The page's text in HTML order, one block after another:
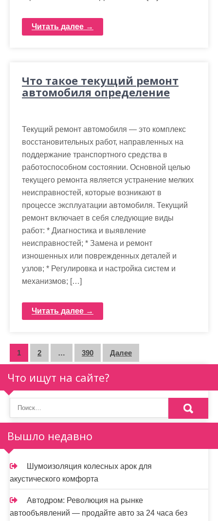
Читать далее →
Что такое текущий ремонт
автомобиля определение
Текущий ремонт автомобиля — это комплекс
восстановительных работ, направленных на
поддержание транспортного средства в
работоспособном состоянии. Основной целью
текущего ремонта является устранение мелких
неисправностей, которые возникают в
процессе эксплуатации автомобиля. Текущий
ремонт включает в себя следующие виды
работ: * Диагностика и выявление
неисправностей; * Замена и ремонт
изношенных или поврежденных деталей и
узлов; * Регулировка и настройка систем и
механизмов; […]
Читать далее →
П
а
г
и
н
а
ц
и
я
1 2 … 390 Далее
Что ищут на сайте?
Вышло недавно
Шумоизоляция колесных арок для
акустического комфорта
Автодром: Революция на рынке
автообъявлений — продайте авто за 24 часа без